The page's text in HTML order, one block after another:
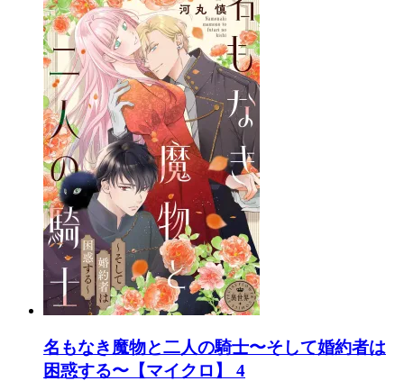
名もなき魔物と二人の騎士〜そして婚約者は
困惑する〜【マイクロ】 4